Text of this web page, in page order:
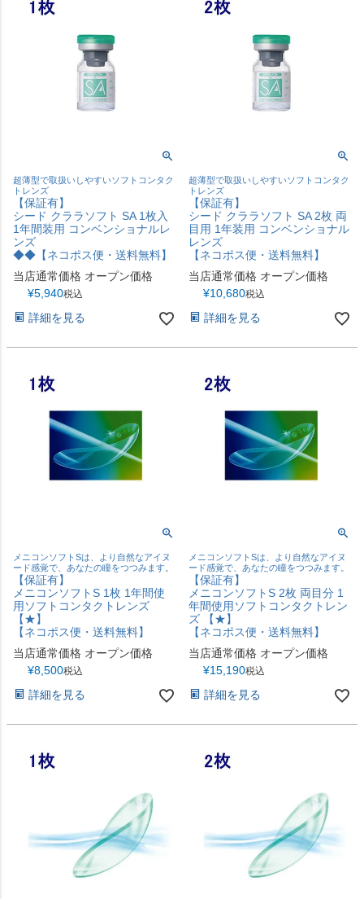
超薄型で取扱いしやすいソフトコンタク
トレンズ
【保証有】
シード クララソフト SA 1枚入
1年間装用 コンベンショナルレ
ンズ
◆◆【ネコポス便・送料無料】
当店通常価格 オープン価格
¥5,940税込
詳細を見る
超薄型で取扱いしやすいソフトコンタク
トレンズ
【保証有】
シード クララソフト SA 2枚 両
目用 1年装用 コンベンショナル
レンズ
【ネコポス便・送料無料】
当店通常価格 オープン価格
¥10,680税込
詳細を見る
メニコンソフトSは、より自然なアイヌ
ード感覚で、あなたの瞳をつつみます。
【保証有】
メニコンソフトS 1枚 1年間使
用ソフトコンタクトレンズ
【★】
【ネコポス便・送料無料】
当店通常価格 オープン価格
¥8,500税込
詳細を見る
メニコンソフトSは、より自然なアイヌ
ード感覚で、あなたの瞳をつつみます。
【保証有】
メニコンソフトS 2枚 両目分 1
年間使用ソフトコンタクトレン
ズ 【★】
【ネコポス便・送料無料】
当店通常価格 オープン価格
¥15,190税込
詳細を見る